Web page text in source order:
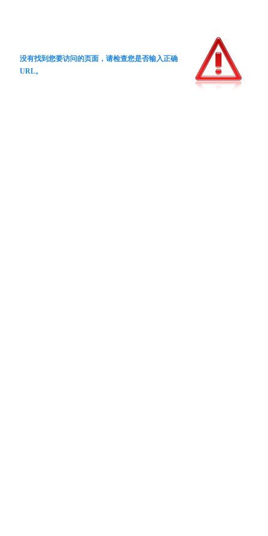
没有找到您要访问的页面，请检查您是否输入正确
URL。